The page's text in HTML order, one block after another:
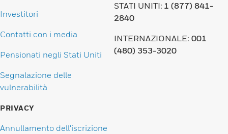
Investitori
Contatti con i media
Pensionati negli Stati Uniti
Segnalazione delle
vulnerabilità
STATI UNITI: 1 (877) 841-
2840
INTERNAZIONALE: 001
(480) 353-3020
PRIVACY
Annullamento dell'iscrizione